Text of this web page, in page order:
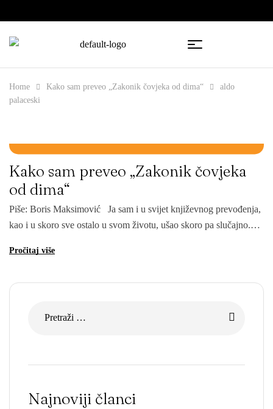
Home Kako sam preveo „Zakonik čovjeka od dima“
aldo
palaceski
Kako sam preveo „Zakonik čovjeka
od dima“
Piše: Boris Maksimović Ja sam i u svijet književnog prevođenja,
kao i u skoro sve ostalo u svom životu, ušao skoro pa slučajno.
unaprijed obezbijeđen posao, ukaže ogromna praznina, kao da te
[…]
Pročitaj više
Najnoviji članci